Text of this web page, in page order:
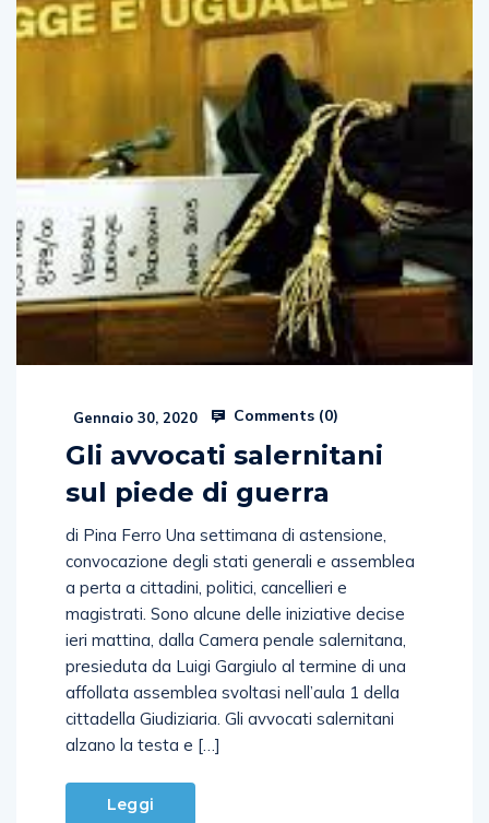
Gennaio 30, 2020 Comments (0)
Gli avvocati salernitani
sul piede di guerra
di Pina Ferro Una settimana di astensione,
convocazione degli stati generali e assemblea
a perta a cittadini, politici, cancellieri e
magistrati. Sono alcune delle iniziative decise
ieri mattina, dalla Camera penale salernitana,
presieduta da Luigi Gargiulo al termine di una
affollata assemblea svoltasi nell’aula 1 della
cittadella Giudiziaria. Gli avvocati salernitani
alzano la testa e […]
Leggi